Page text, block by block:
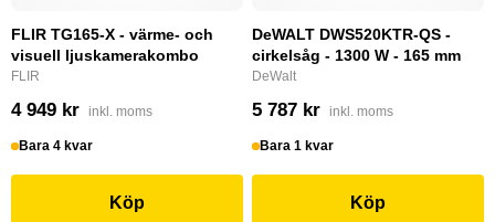
FLIR TG165-X - värme- och
visuell ljuskamerakombo
FLIR
4 949 kr inkl. moms
Bara 4 kvar
Köp
DeWALT DWS520KTR-QS -
cirkelsåg - 1300 W - 165 mm
DeWalt
5 787 kr inkl. moms
Bara 1 kvar
Köp